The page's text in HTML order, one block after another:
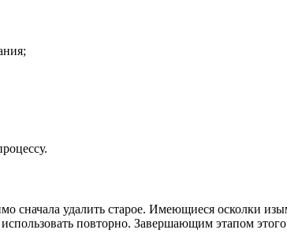
удалить старое. Имеющиеся осколки
повторно. Завершающим этапом этого